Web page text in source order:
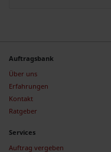
Auftragsbank
Über uns
Erfahrungen
Kontakt
Ratgeber
Services
Auftrag vergeben